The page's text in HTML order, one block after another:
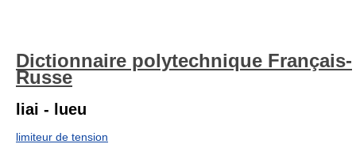
Dictionnaire polytechnique Français-
Russe
liai - lueu
limiteur de tension